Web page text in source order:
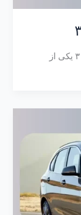
معرفی باتری بی ام و سری 3 بی‌ ام‌ و سری ۳ یکی از